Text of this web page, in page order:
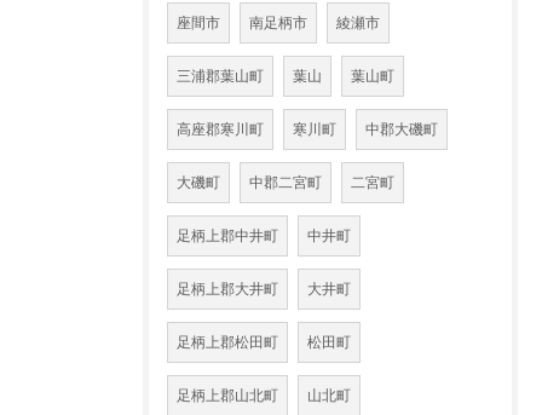
座間市 南足柄市 綾瀬市
三浦郡葉山町 葉山 葉山町
高座郡寒川町 寒川町 中郡大磯町
大磯町 中郡二宮町 二宮町
足柄上郡中井町 中井町
足柄上郡大井町 大井町
足柄上郡松田町 松田町
足柄上郡山北町 山北町